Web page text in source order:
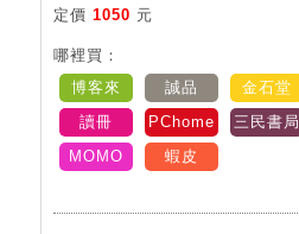
定價 1050 元
哪裡買：
博客來
誠品
金石堂
讀冊
PChome
三民書局
MOMO
蝦皮